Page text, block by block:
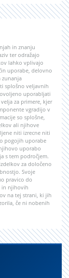
in znanju
ter odražajo
lahko vplivajo
uporabe, delovno
splošno veljavnih
uporabljati
za primere, kjer
vgradijo v
so splošne,
ali njihove
niti izrecne niti
pogojih uporabe
uporabo
s tem področjem.
za določeno
Svoje
pravico do
in njihovih
na tej strani, ki jih
če ni nobenih